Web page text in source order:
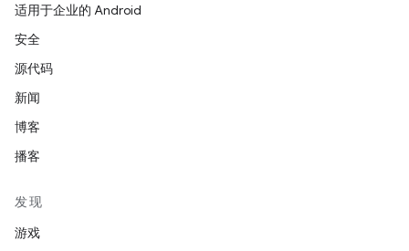
适用于企业的 Android
安全
源代码
新闻
博客
播客
发现
游戏